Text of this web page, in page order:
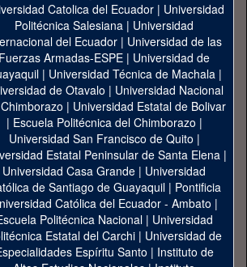
Catolica del Ecuador | Universidad
Politécnica Salesiana | Universidad
del Ecuador | Universidad de las
Fuerzas Armadas-ESPE | Universidad de
| Universidad Técnica de Machala|
de Otavalo | Universidad Nacional
| Universidad Estatal de Bolivar
| Escuela Politécnica del Chimborazo |
Universidad San Francisco de Quito |
Estatal Peninsular de Santa Elena|
Universidad Casa Grande | Universidad
de Santiago de Guayaquil| Pontificia
Católica del Ecuador - Ambato |
Politécnica Nacional| Universidad
Estatal del Carchi| Universidad de
Espíritu Santo | Instituto de